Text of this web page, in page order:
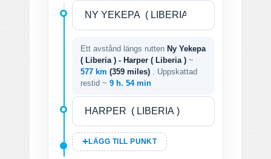
Ett avstånd längs rutten Ny Yekepa
( Liberia ) - Harper ( Liberia ) ~
577 km (359 miles)
. Uppskattad
restid ~ 9 h. 54 min
LÄGG TILL PUNKT